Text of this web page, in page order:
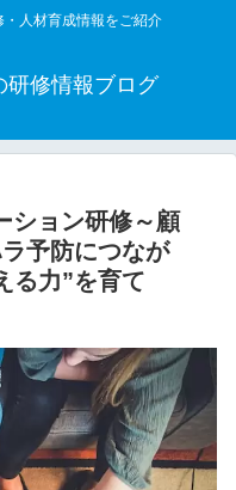
人材育成情報をご紹介
研修情報ブログ
ション研修～顧
予防につなが
る力”を育て